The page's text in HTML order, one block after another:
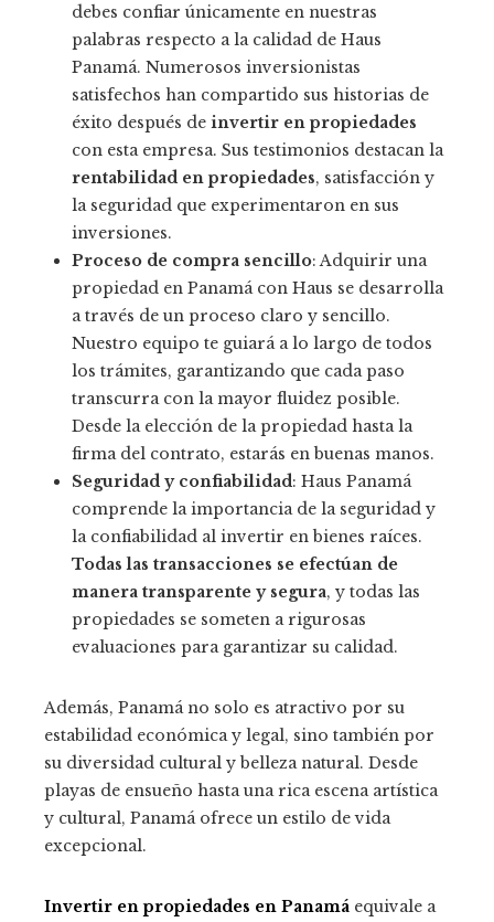
debes confiar únicamente en nuestras
palabras respecto a la calidad de Haus
Panamá. Numerosos inversionistas
satisfechos han compartido sus historias de
éxito después de invertir en propiedades
con esta empresa. Sus testimonios destacan la
rentabilidad en propiedades, satisfacción y
la seguridad que experimentaron en sus
inversiones.
Proceso de compra sencillo: Adquirir una
propiedad en Panamá con Haus se desarrolla
a través de un proceso claro y sencillo.
Nuestro equipo te guiará a lo largo de todos
los trámites, garantizando que cada paso
transcurra con la mayor fluidez posible.
Desde la elección de la propiedad hasta la
firma del contrato, estarás en buenas manos.
Seguridad y confiabilidad: Haus Panamá
comprende la importancia de la seguridad y
la confiabilidad al invertir en bienes raíces.
Todas las transacciones se efectúan de
manera transparente y segura, y todas las
propiedades se someten a rigurosas
evaluaciones para garantizar su calidad.
Además, Panamá no solo es atractivo por su
estabilidad económica y legal, sino también por
su diversidad cultural y belleza natural. Desde
playas de ensueño hasta una rica escena artística
y cultural, Panamá ofrece un estilo de vida
excepcional.
Invertir en propiedades en Panamá equivale a